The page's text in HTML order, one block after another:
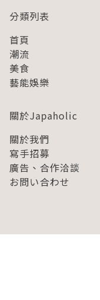
分類列表
首頁
潮流
美食
藝能娛樂
關於Japaholic
關於我們
寫手招募
廣告、合作洽談
お問い合わせ